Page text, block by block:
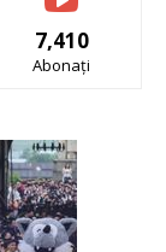
7,410
Abonați